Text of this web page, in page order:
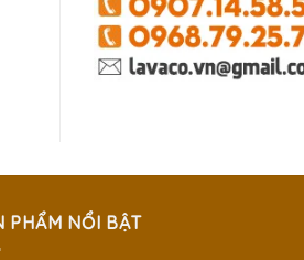
PHẨM NỔI BẬT